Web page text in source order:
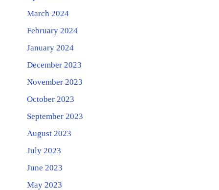
March 2024
February 2024
January 2024
December 2023
November 2023
October 2023
September 2023
August 2023
July 2023
June 2023
May 2023